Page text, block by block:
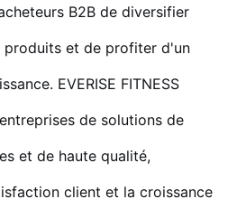
B2B de diversifier
produits et de profiter d'un
EVERISE FITNESS
de solutions de
et de haute qualité,
client et la croissance